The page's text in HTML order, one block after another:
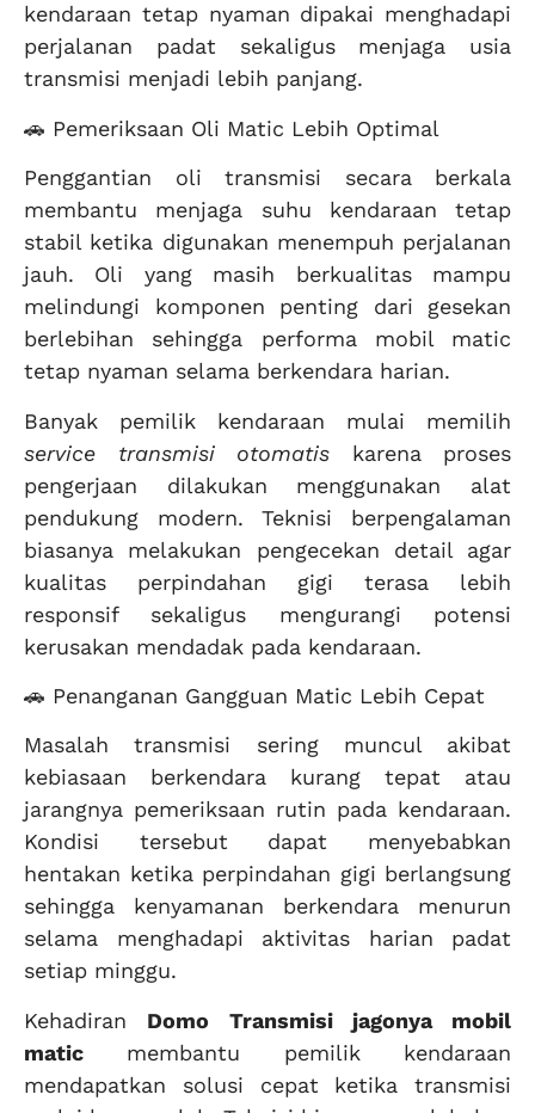
kendaraan tetap nyaman dipakai menghadapi
perjalanan padat sekaligus menjaga usia
transmisi menjadi lebih panjang.
🚗 Pemeriksaan Oli Matic Lebih Optimal
Penggantian oli transmisi secara berkala
membantu menjaga suhu kendaraan tetap
stabil ketika digunakan menempuh perjalanan
jauh. Oli yang masih berkualitas mampu
melindungi komponen penting dari gesekan
berlebihan sehingga performa mobil matic
tetap nyaman selama berkendara harian.
Banyak pemilik kendaraan mulai memilih
service transmisi otomatis karena proses
pengerjaan dilakukan menggunakan alat
pendukung modern. Teknisi berpengalaman
biasanya melakukan pengecekan detail agar
kualitas perpindahan gigi terasa lebih
responsif sekaligus mengurangi potensi
kerusakan mendadak pada kendaraan.
🚗 Penanganan Gangguan Matic Lebih Cepat
Masalah transmisi sering muncul akibat
kebiasaan berkendara kurang tepat atau
jarangnya pemeriksaan rutin pada kendaraan.
Kondisi tersebut dapat menyebabkan
hentakan ketika perpindahan gigi berlangsung
sehingga kenyamanan berkendara menurun
selama menghadapi aktivitas harian padat
setiap minggu.
Kehadiran Domo Transmisi jagonya mobil
matic membantu pemilik kendaraan
mendapatkan solusi cepat ketika transmisi